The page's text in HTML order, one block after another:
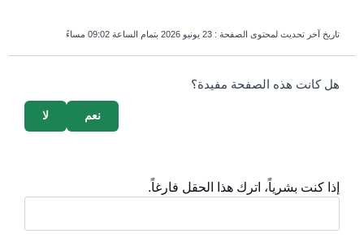
تاريخ آخر تحديث لمحتوى الصفحة : 23 يونيو 2026 بتمام الساعة 09:02 مساءً
survey_v2
هل كانت هذه الصفحة مفيدة؟
لا نعم
إذا كنت بشرياً، اترك هذا الحقل فارغاً.